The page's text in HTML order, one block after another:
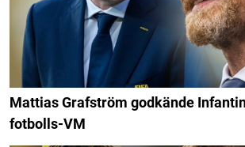
Mattias Grafström godkände
fotbolls-VM